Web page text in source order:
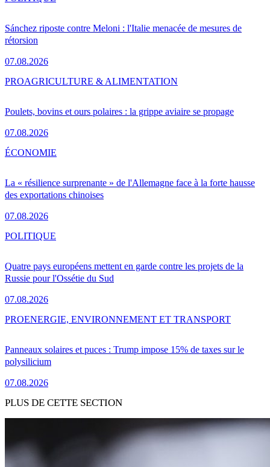
Sánchez riposte contre Meloni : l'Italie menacée de mesures de
rétorsion
07.08.2026
Poulets, bovins et ours polaires : la grippe aviaire se propage
07.08.2026
PROAGRICULTURE & ALIMENTATION
La « résilience surprenante » de l'Allemagne face à la forte hausse
des exportations chinoises
07.08.2026
ÉCONOMIE
Quatre pays européens mettent en garde contre les projets de la
Russie pour l'Ossétie du Sud
07.08.2026
POLITIQUE
Panneaux solaires et puces : Trump impose 15% de taxes sur le
polysilicium
07.08.2026
PROENERGIE, ENVIRONNEMENT ET TRANSPORT
PLUS DE CETTE SECTION